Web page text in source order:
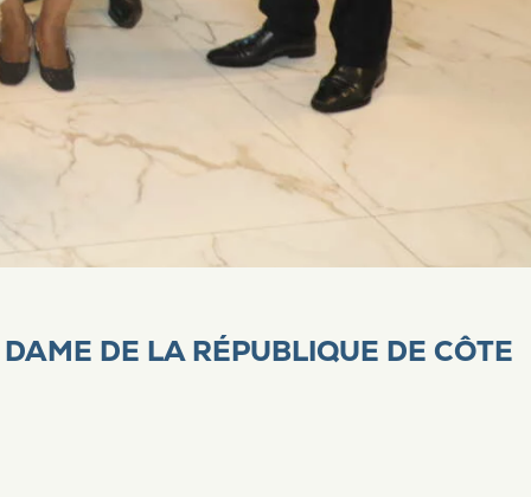
DE LA RÉPUBLIQUE DE CÔTE